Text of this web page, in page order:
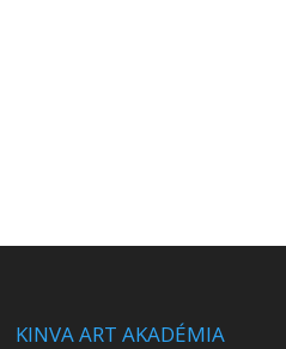
KINVA ART AKADÉMIA